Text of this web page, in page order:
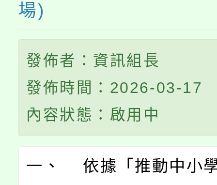
場)
發佈者：資訊組長
發佈時間：2026-03-17
內容狀態：啟用中
一、 依據「推動中小